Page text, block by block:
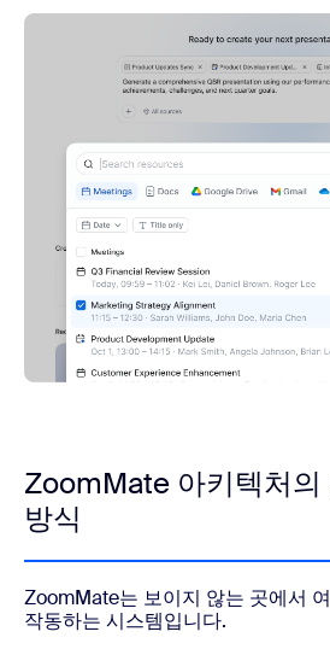
ZoomMate 아키텍처의
방식
ZoomMate는 보이지 않는 곳에서
작동하는 시스템입니다.